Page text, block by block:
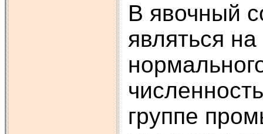
В явочный
являться
группе